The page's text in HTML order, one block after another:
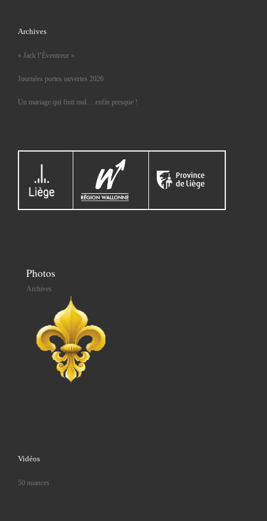
Archives
« Jack l’Éventreur »
Journées portes ouvertes 2026
Un mariage qui finit mal… enfin presque !
Photos
Archives
Vidéos
50 nuances